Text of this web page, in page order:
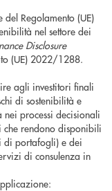
Regolamento (UE)
nel settore dei
Disclosure
(UE) 2022/1288.
agli investitori finali
di sostenibilità e
processi decisionali
rendono disponibili
di portafogli) e dei
di consulenza in